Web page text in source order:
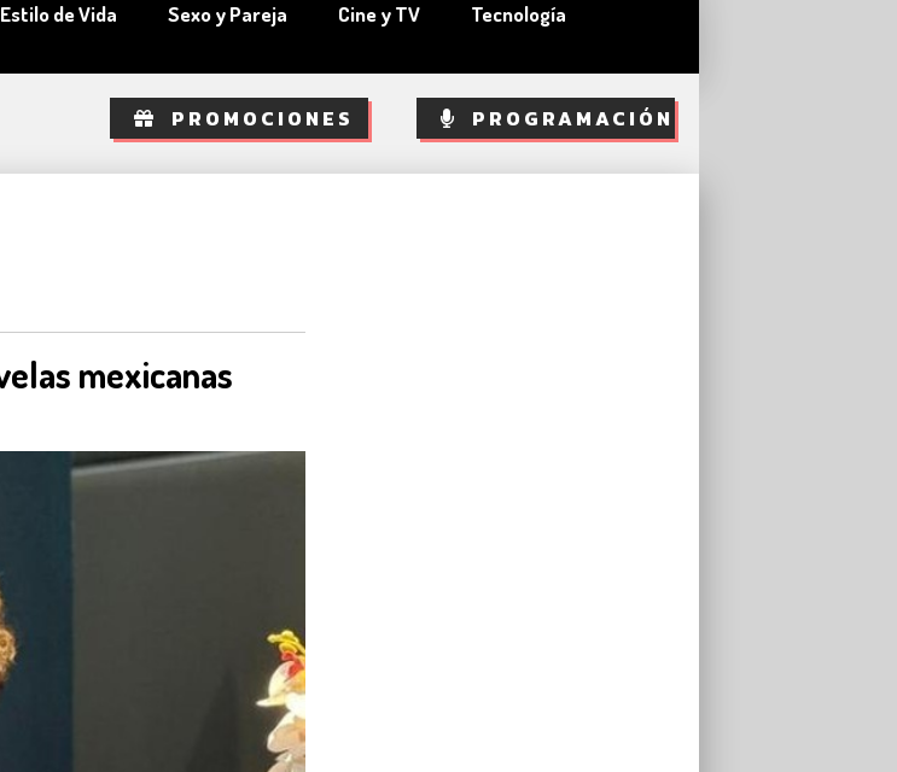
Estilo de Vida Sexo y Pareja Cine y TV
Tecnología
PROMOCIONES PROGRAMACIÓN
mexicanas